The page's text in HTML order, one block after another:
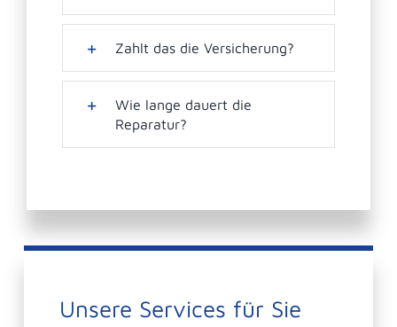
Zahlt das die Versicherung?
Wie lange dauert die
Reparatur?
Unsere Services für Sie